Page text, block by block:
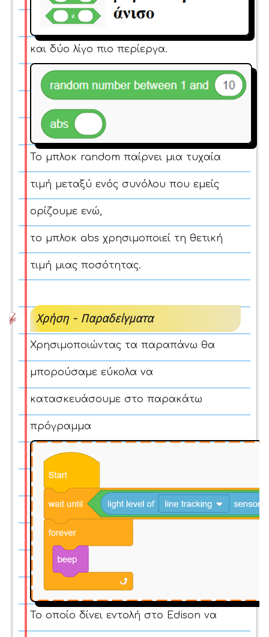
και δύο λίγο πιο περίεργα.
Το μπλοκ random παίρνει μια τυχαία
τιμή μεταξύ ενός συνόλου που εμείς
ορίζουμε ενώ,
το μπλοκ abs χρησιμοποιεί τη θετική
τιμή μιας ποσότητας.
Χρήση - Παραδείγματα
Χρησιμοποιώντας τα παραπάνω θα
μπορούσαμε εύκολα να
κατασκευάσουμε στο παρακάτω
πρόγραμμα
Το οποίο δίνει εντολή στο Edison να